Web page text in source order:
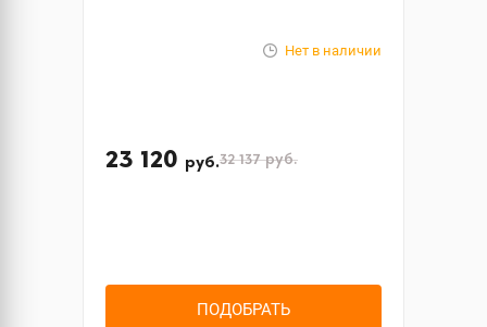
Нет в наличии
23 120 руб.32 137руб.
ПОДОБРАТЬ